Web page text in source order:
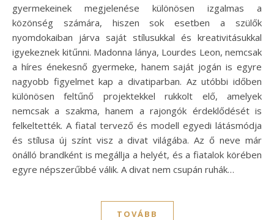
gyermekeinek megjelenése különösen izgalmas a
közönség számára, hiszen sok esetben a szülők
nyomdokaiban járva saját stílusukkal és kreativitásukkal
igyekeznek kitűnni. Madonna lánya, Lourdes Leon, nemcsak
a híres énekesnő gyermeke, hanem saját jogán is egyre
nagyobb figyelmet kap a divatiparban. Az utóbbi időben
különösen feltűnő projektekkel rukkolt elő, amelyek
nemcsak a szakma, hanem a rajongók érdeklődését is
felkeltették. A fiatal tervező és modell egyedi látásmódja
és stílusa új színt visz a divat világába. Az ő neve már
önálló brandként is megállja a helyét, és a fiatalok körében
egyre népszerűbbé válik. A divat nem csupán ruhák…
TOVÁBB